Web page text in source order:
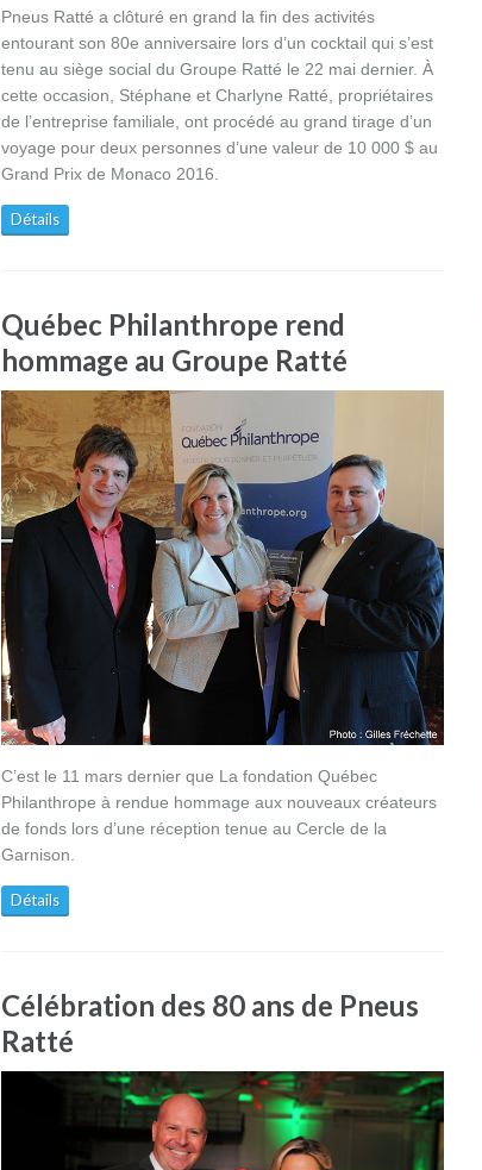
Pneus Ratté a clôturé en grand la fin des activités
entourant son 80e anniversaire lors d’un cocktail qui s’est
tenu au siège social du Groupe Ratté le 22 mai dernier. À
cette occasion, Stéphane et Charlyne Ratté, propriétaires
de l’entreprise familiale, ont procédé au grand tirage d’un
voyage pour deux personnes d’une valeur de 10 000 $ au
Grand Prix de Monaco 2016.
Détails
Québec Philanthrope rend
hommage au Groupe Ratté
C’est le 11 mars dernier que La fondation Québec
Philanthrope à rendue hommage aux nouveaux créateurs
de fonds lors d’une réception tenue au Cercle de la
Garnison.
Détails
Célébration des 80 ans de Pneus
Ratté